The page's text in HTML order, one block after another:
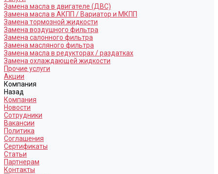
Замена масла в двигателе (ДВС)
Замена масла в АКПП / Вариатор и МКПП
Замена тормозной жидкости
Замена воздушного фильтра
Замена салонного фильтра
Замена масляного фильтра
Замена масла в редукторах / раздатках
Замена охлаждающей жидкости
Прочие услуги
Акции
Компания
Назад
Компания
Новости
Сотрудники
Вакансии
Политика
Соглашения
Сертификаты
Статьи
Партнерам
Контакты